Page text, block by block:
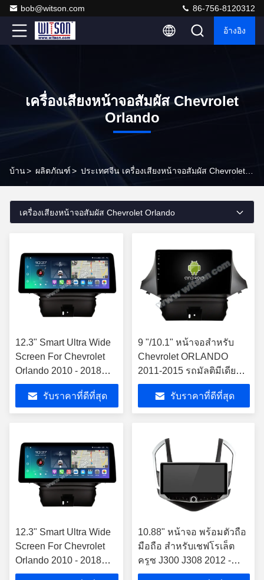
bob@witson.com 86-756-8120312
อ้างอิง
เครื่องเสียงหน้าจอสัมผัส Chevrolet
Orlando
บ้าน> ผลิตภัณฑ์>
เครื่องเสียงหน้าจอสัมผัส Chevrolet Orlando
12.3" Smart Ultra Wide
Screen For Chevrolet
Orlando 2010 - 2018
คาร์วีดีโอสัมผัส QLED
มัลติมีเดีย สเตเรีย
รับราคาที่ดีที่สุด
9 "/10.1" หน้าจอสำหรับ
Chevrolet ORLANDO
2011-2015 รถมัลติมีเดีย
สเตอริโอ GPS CarPlay
Player
รับราคาที่ดีที่สุด
12.3" Smart Ultra Wide
Screen For Chevrolet
Orlando 2010 - 2018
เครื่องเล่นสเตียโร่รถยนต์
10.88" หน้าจอ พร้อมตัวถือ
มือถือ สําหรับเชฟโรเล็ต
ครูซ J300 J308 2012 -
2015 มัลติมีเดีย สเตเรีย